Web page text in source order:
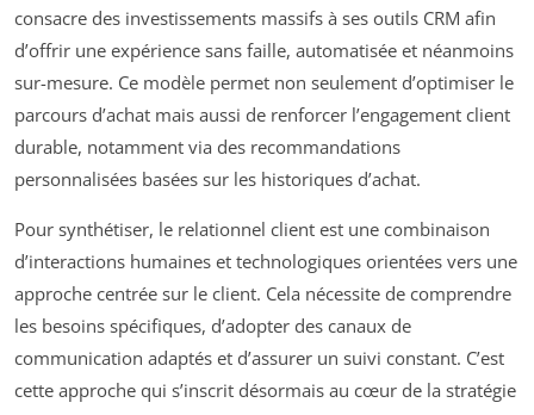
consacre des investissements massifs à ses outils CRM afin
d’offrir une expérience sans faille, automatisée et néanmoins
sur-mesure. Ce modèle permet non seulement d’optimiser le
parcours d’achat mais aussi de renforcer l’engagement client
durable, notamment via des recommandations
personnalisées basées sur les historiques d’achat.
Pour synthétiser, le relationnel client est une combinaison
d’interactions humaines et technologiques orientées vers une
approche centrée sur le client. Cela nécessite de comprendre
les besoins spécifiques, d’adopter des canaux de
communication adaptés et d’assurer un suivi constant. C’est
cette approche qui s’inscrit désormais au cœur de la stratégie